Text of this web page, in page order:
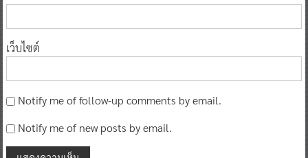
เว็บไซต์
Notify me of follow-up comments by email.
Notify me of new posts by email.